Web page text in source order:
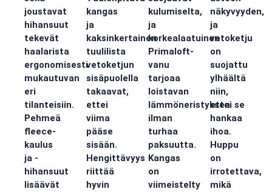
joustavat
hihansuut
tekevät
haalarista
ergonomisesti
mukautuvan
eri
tilanteisiin.
Pehmeä
fleece-
kaulus
ja -
hihansuut
lisäävät
kangas
ja
kaksinkertainen
tuulilista
vetoketjun
sisäpuolella
takaavat,
ettei
viima
pääse
sisään.
Hengittävyys
riittää
hyvin
kulumiselta,
ja
korkealaatuinen
Primaloft-
vanu
tarjoaa
loistavan
lämmöneristyksen
ilman
turhaa
paksuutta.
Kangas
on
viimeistelty
näkyvyyden,
ja
vetoketju
on
suojattu
ylhäältä
niin,
ettei se
hankaa
ihoa.
Huppu
on
irrotettava,
mikä